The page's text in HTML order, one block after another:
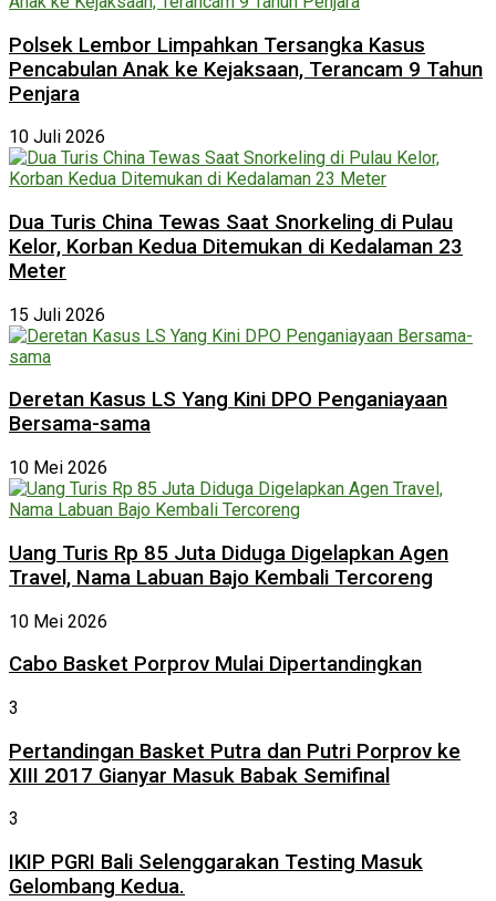
Polsek Lembor Limpahkan Tersangka Kasus
Pencabulan Anak ke Kejaksaan, Terancam 9 Tahun
Penjara
10 Juli 2026
Dua Turis China Tewas Saat Snorkeling di Pulau
Kelor, Korban Kedua Ditemukan di Kedalaman 23
Meter
15 Juli 2026
Deretan Kasus LS Yang Kini DPO Penganiayaan
Bersama-sama
10 Mei 2026
Uang Turis Rp 85 Juta Diduga Digelapkan Agen
Travel, Nama Labuan Bajo Kembali Tercoreng
10 Mei 2026
Cabo Basket Porprov Mulai Dipertandingkan
3
Pertandingan Basket Putra dan Putri Porprov ke
XIII 2017 Gianyar Masuk Babak Semifinal
3
IKIP PGRI Bali Selenggarakan Testing Masuk
Gelombang Kedua.